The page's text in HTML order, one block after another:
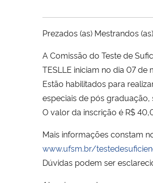
Prezados (as) Mestrandos
A Comissão do Teste de
TESLLE iniciam no dia 07
Estão habilitados para
especiais de pós
O valor da inscrição é R$
Mais informações constam
www.ufsm.br/
Dúvidas podem ser